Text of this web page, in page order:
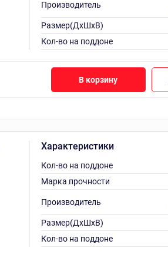
Производитель
Размер(ДхШхВ)
Кол-во на поддоне
В корзину
Характеристики
Кол-во на поддоне
Марка прочности
Производитель
Размер(ДхШхВ)
Кол-во на поддоне